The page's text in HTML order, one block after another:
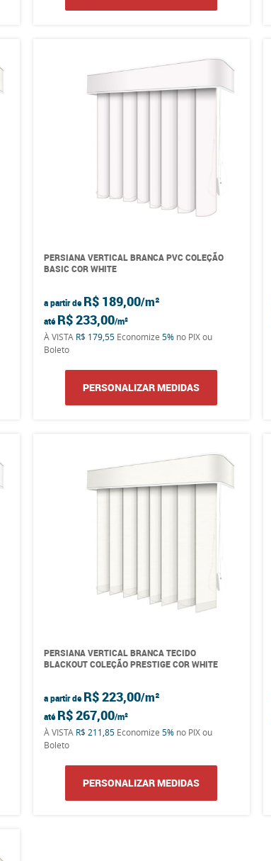
PERSIANA VERTICAL BRANCA PVC COLEÇÃO
BASIC COR WHITE
a partir de R$ 189,00
até R$ 233,00
À VISTA R$ 179,55 Economize5% no PIX ou
Boleto
PERSONALIZAR MEDIDAS
PERSIANA VERTICAL BRANCA TECIDO
BLACKOUT COLEÇÃO PRESTIGE COR WHITE
a partir de R$ 223,00
até R$ 267,00
À VISTA R$ 211,85 Economize5% no PIX ou
Boleto
PERSONALIZAR MEDIDAS